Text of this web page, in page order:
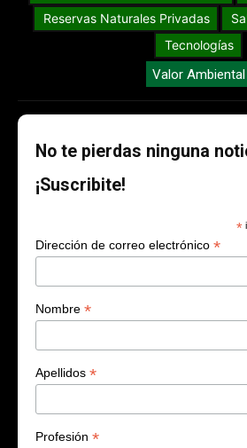
Reservas Naturales Privadas
Tecnologías
Valor Ambiental
No te pierdas ninguna
¡Suscribite!
*
Dirección de correo electrónico *
Nombre *
Apellidos *
Profesión *